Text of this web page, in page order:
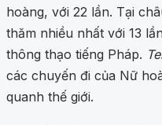
hoàng, với 22 lần. Tại
thăm nhiều nhất với 13
thông thạo tiếng Pháp.
các chuyến đi của Nữ
quanh thế giới.